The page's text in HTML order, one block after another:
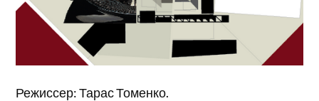
Режиссер: Тарас Томенко.